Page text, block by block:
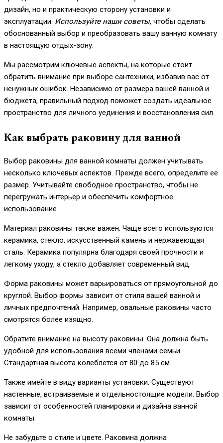
дизайн, но и практическую сторону установки и
эксплуатации. Используйте наши советы, чтобы сделать
обоснованный выбор и преобразовать вашу ванную комнату
в настоящую отдых-зону.
Мы рассмотрим ключевые аспекты, на которые стоит
обратить внимание при выборе сантехники, избавив вас от
ненужных ошибок. Независимо от размера вашей ванной и
бюджета, правильный подход поможет создать идеальное
пространство для личного уединения и восстановления сил.
Как выбрать раковину для ванной
Выбор раковины для ванной комнаты должен учитывать
несколько ключевых аспектов. Прежде всего, определите ее
размер. Учитывайте свободное пространство, чтобы не
перегружать интерьер и обеспечить комфортное
использование.
Материал раковины также важен. Чаще всего используются
керамика, стекло, искусственный камень и нержавеющая
сталь. Керамика популярна благодаря своей прочности и
легкому уходу, а стекло добавляет современный вид.
Форма раковины может варьироваться от прямоугольной до
круглой. Выбор формы зависит от стиля вашей ванной и
личных предпочтений. Например, овальные раковины часто
смотрятся более изящно.
Обратите внимание на высоту раковины. Она должна быть
удобной для использования всеми членами семьи.
Стандартная высота колеблется от 80 до 85 см.
Также имейте в виду варианты установки. Существуют
настенные, встраиваемые и отдельностоящие модели. Выбор
зависит от особенностей планировки и дизайна ванной
комнаты.
Не забудьте о стиле и цвете. Раковина должна